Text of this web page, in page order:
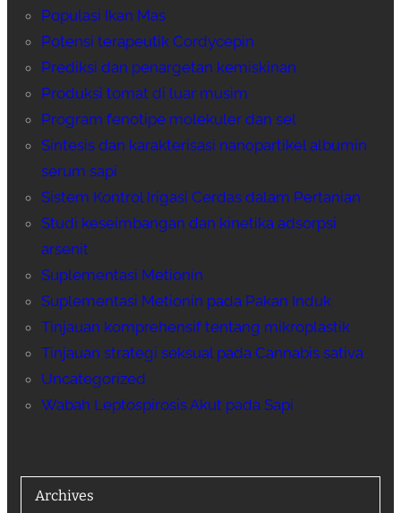
Populasi Ikan Mas
Potensi terapeutik Cordycepin
Prediksi dan penargetan kemiskinan
Produksi tomat di luar musim
Program fenotipe molekuler dan sel
Sintesis dan karakterisasi nanopartikel albumin
serum sapi
Sistem Kontrol Irigasi Cerdas dalam Pertanian
Studi keseimbangan dan kinetika adsorpsi
arsenit
Suplementasi Metionin
Suplementasi Metionin pada Pakan Induk
Tinjauan komprehensif tentang mikroplastik
Tinjauan strategi seksual pada Cannabis sativa
Uncategorized
Wabah Leptospirosis Akut pada Sapi
Archives